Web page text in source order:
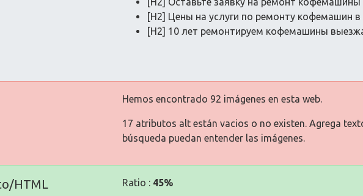
[H2] Цены на услуги по ремонту кофемашин в
[H2] 10 лет ремонтируем кофемашины
Hemos encontrado 92 imágenes en esta web.
17 atributos alt están vacios o no existen. Agrega
búsqueda puedan entender las imágenes.
HTML Ratio : 45%